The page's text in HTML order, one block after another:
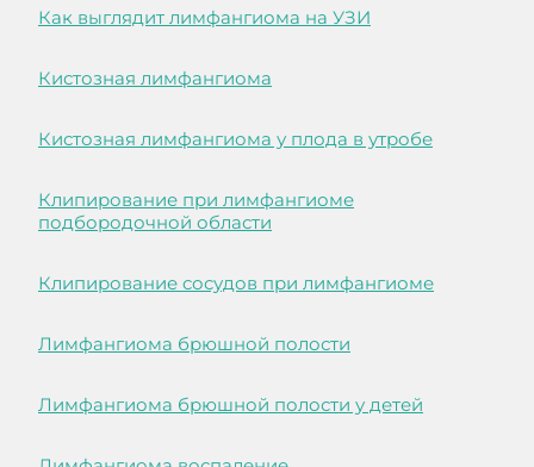
Как выглядит лимфангиома на УЗИ
Кистозная лимфангиома
Кистозная лимфангиома у плода в утробе
Клипирование при лимфангиоме
подбородочной области
Клипирование сосудов при лимфангиоме
Лимфангиома брюшной полости
Лимфангиома брюшной полости у детей